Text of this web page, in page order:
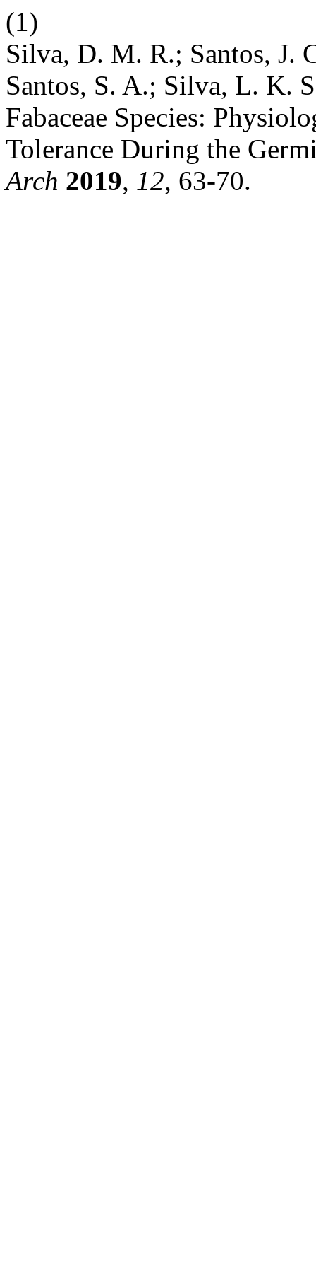
(1)
Silva, D. M. R.; Santos, J.
Santos, S. A.; Silva, L. K.
Fabaceae Species:
Tolerance During the
Arch 2019, 12, 63-70.